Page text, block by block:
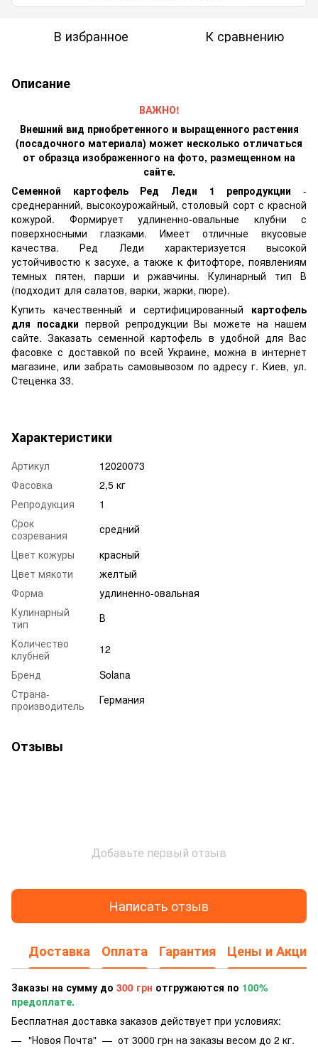
В избранное К сравнению
Описание
ВАЖНО!
Внешний вид приобретенного и выращенного растения
(посадочного материала) может несколько отличаться
от образца изображенного на фото, размещенном на
сайте.
Семенной картофель Ред Леди 1 репродукции -
среднеранний, высокоурожайный, столовый сорт с красной
кожурой. Формирует удлиненно-овальные клубни с
поверхносными глазками. Имеет отличные вкусовые
качества. Ред Леди характеризуется высокой
устойчивостю к засухе, а также к фитофторе, появлениям
темных пятен, парши и ржавчины. Кулинарный тип В
(подходит для салатов, варки, жарки, пюре).
Купить качественный и сертифицированный картофель
для посадки первой репродукции Вы можете на нашем
сайте. Заказать семенной картофель в удобной для Вас
фасовке с доставкой по всей Украине, можна в интернет
магазине, или забрать самовывозом по адресу г. Киев, ул.
Стеценка 33.
Характеристики
Артикул
12020073
Фасовка
2,5 кг
Репродукция
1
Срок
созревания
средний
Цвет кожуры
красный
Цвет мякоти
желтый
Форма
удлиненно-овальная
Кулинарный
тип
В
Количество
клубней
12
Бренд
Solana
Страна-
производитель
Германия
Отзывы
Добавьте первый отзыв
Написать отзыв
Доставка Оплата Гарантия Цены и Акции
Заказы на сумму до 300 грн отгружаются по 100%
предоплате.
Бесплатная доставка заказов действует при условиях:
"Новоя Почта" — от 3000 грн на заказы весом до 2 кг.